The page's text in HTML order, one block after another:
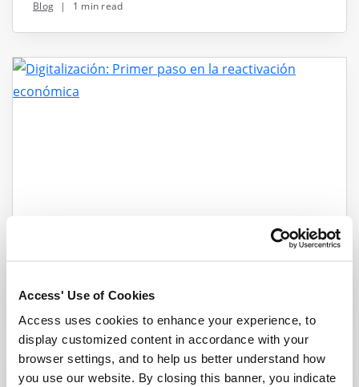
Access' Use of Cookies
Access uses cookies to enhance your experience, to
display customized content in accordance with your
browser settings, and to help us better understand how
you use our website. By closing this banner, you indicate
Blog | 1 min read
Digitalización: Primer paso en la reactivación
Blog | 1 min read